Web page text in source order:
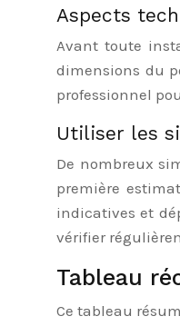
Aspects
Avant toute
dimensions du
professionnel
Utiliser les
De nombreux
première
indicatives et
vérifier
Tableau
Ce tableau